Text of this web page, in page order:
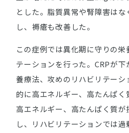
とした。脂質異常や腎障害は
し、褥瘡も改善した。
この症例では異化期に守りの栄
テーションを行った。CRPが
養療法、攻めのリハビリテー
的に高エネルギー、高たんぱ
高エネルギー、高たんぱく質
し、リハビリテーションでは